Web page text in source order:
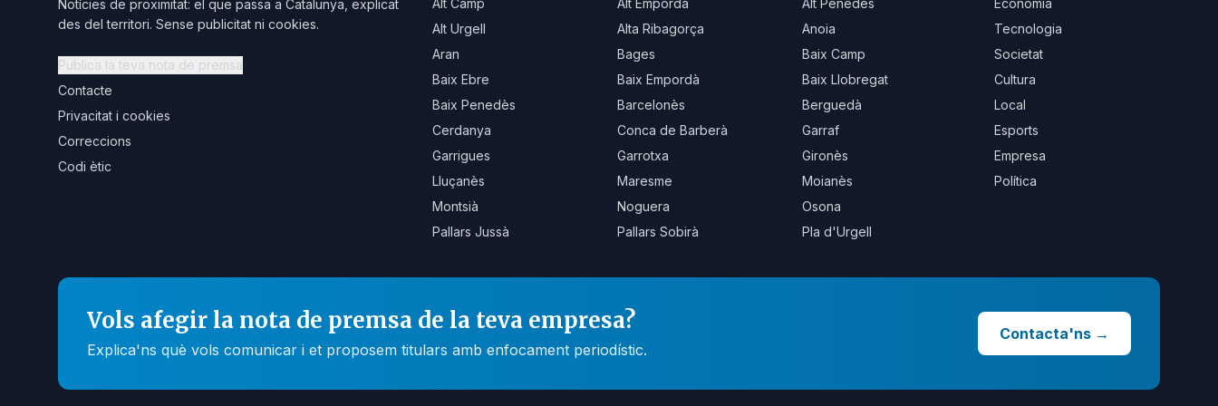
Notícies de proximitat: el que passa a Catalunya, explicat
des del territori. Sense publicitat ni cookies.
Publica la teva nota de premsa
Contacte
Privacitat i cookies
Correccions
Codi ètic
Alt Camp Alt Empordà
Alt Penedès
Alt Urgell
Alta Ribagorça
Anoia
Aran
Bages
Baix Camp
Baix Ebre
Baix Empordà
Baix Llobregat
Baix Penedès
Barcelonès
Berguedà
Cerdanya
Conca de Barberà
Garraf
Garrigues
Garrotxa
Gironès
Lluçanès
Maresme
Moianès
Montsià
Noguera
Osona
Pallars Jussà
Pallars Sobirà Pla d'Urgell
Economia
Tecnologia
Societat
Cultura
Local
Esports
Empresa
Política
Vols afegir la nota de premsa de la teva empresa?
Explica'ns què vols comunicar i et proposem titulars amb enfocament periodístic.
Contacta'ns →